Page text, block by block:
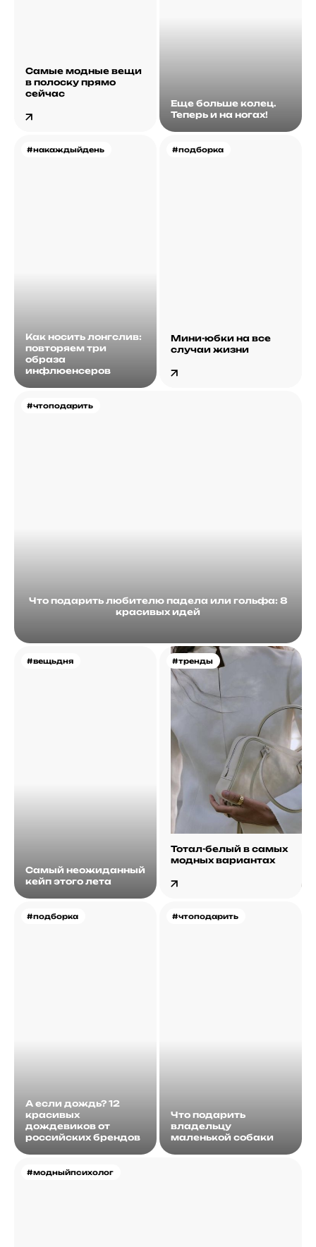
Самые модные вещи
в полоску прямо
сейчас
Еще больше колец.
Теперь и на ногах!
#накаждыйдень
Как носить лонгслив:
повторяем три
образа
инфлюенсеров
#чтоподарить
Что подарить любителю падела или гольфа: 8
красивых идей
#подборка
Мини-юбки на все
случаи жизни
#вещьдня
Самый неожиданный
кейп этого лета
#тренды
Тотал-белый в самых
модных вариантах
#подборка
А если дождь? 12
красивых
дождевиков от
российских брендов
#модныйпсихолог
#чтоподарить
Что подарить
владельцу
маленькой собаки